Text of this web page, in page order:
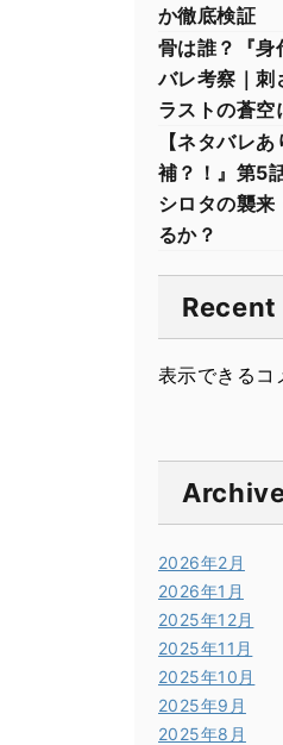
か徹底検証
骨は誰？『身
バレ考察｜刺
ラストの蒼空
【ネタバレ
補？！』第5
シロタの襲来
るか？
表示できるコ
2026年2月
2026年1月
2025年12月
2025年11月
2025年10月
2025年9月
2025年8月